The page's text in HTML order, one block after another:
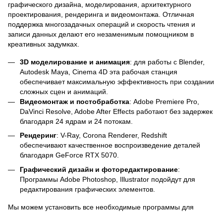
графического дизайна, моделирования, архитектурного
проектирования, рендеринга и видеомонтажа. Отличная
поддержка многозадачных операций и скорость чтения и
записи данных делают его незаменимым помощником в
креативных задумках.
3D моделирование и анимация: для работы с Blender,
Autodesk Maya, Cinema 4D эта рабочая станция
обеспечивает максимальную эффективность при создании
сложных сцен и анимаций.
Видеомонтаж и постобработка: Adobe Premiere Pro,
DaVinci Resolve, Adobe After Effects работают без задержек
благодаря 24 ядрам и 24 потокам.
Рендеринг: V-Ray, Corona Renderer, Redshift
обеспечивают качественное воспроизведение деталей
благодаря GeForce RTX 5070.
Графический дизайн и фоторедактирование:
Программы Adobe Photoshop, Illustrator подойдут для
редактирования графических элементов.
Мы можем установить все необходимые программы для